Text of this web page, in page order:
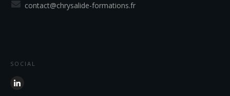
contact@chrysalide-formations.fr
SOCIAL